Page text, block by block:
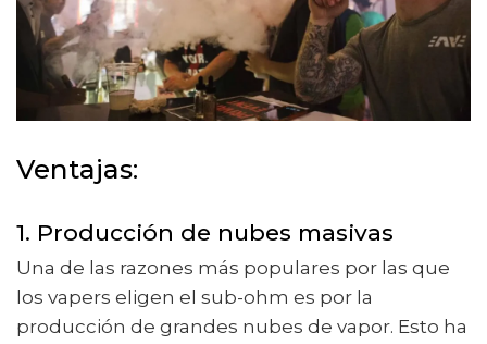
Ventajas:
1. Producción de nubes masivas
Una de las razones más populares por las que
los vapers eligen el sub-ohm es por la
producción de grandes nubes de vapor. Esto ha